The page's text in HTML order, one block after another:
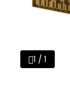
1 / 1